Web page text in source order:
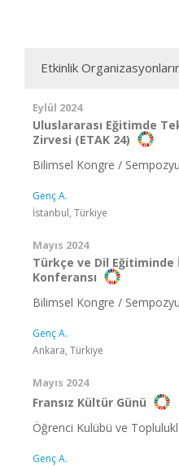
Etkinlik
Eylül 2024
Uluslararası Eğitimde
Zirvesi (ETAK 24)
Bilimsel Kongre /
Genç A.
İstanbul, Türkiye
Mayıs 2024
Türkçe ve Dil
Konferansı
Bilimsel Kongre /
Genç A.
Ankara, Türkiye
Mayıs 2024
Fransız Kültür Günü
Öğrenci Kulübü ve
Genç A.